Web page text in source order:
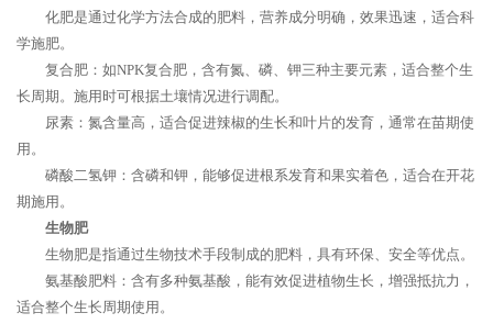
化肥是通过化学方法合成的肥料，营养成分明确，效果迅速，适合科
学施肥。
复合肥：如NPK复合肥，含有氮、磷、钾三种主要元素，适合整个生
长周期。施用时可根据土壤情况进行调配。
尿素：氮含量高，适合促进辣椒的生长和叶片的发育，通常在苗期使
用。
磷酸二氢钾：含磷和钾，能够促进根系发育和果实着色，适合在开花
期施用。
生物肥
生物肥是指通过生物技术手段制成的肥料，具有环保、安全等优点。
氨基酸肥料：含有多种氨基酸，能有效促进植物生长，增强抵抗力，
适合整个生长周期使用。